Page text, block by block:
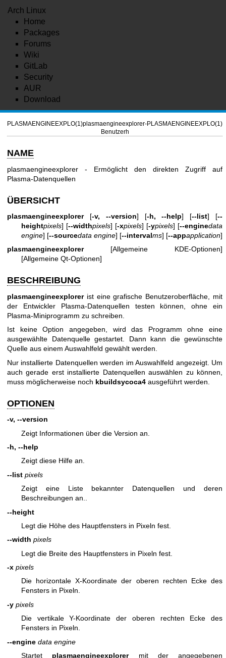
Arch Linux
Home
Packages
Forums
Wiki
GitLab
Security
AUR
Download
PLASMAENGINEEXPLO(1)plasmaengineexplorer-
Benutzerh
PLASMAENGINEEXPLO(1)
NAME
plasmaengineexplorer - Ermöglicht den direkten Zugriff auf
Plasma-Datenquellen
ÜBERSICHT
plasmaengineexplorer[-v, --version] [-h, --help] [--list] [--
heightpixels] [--widthpixels] [-xpixels] [-ypixels] [--enginedata
engine] [--sourcedata engine] [--intervalms] [--appapplication]
plasmaengineexplorer[Allgemeine KDE-Optionen]
[Allgemeine Qt-Optionen]
BESCHREIBUNG
plasmaengineexplorerist eine grafische Benutzeroberfläche, mit
der Entwickler Plasma-Datenquellen testen können, ohne ein
Plasma-Miniprogramm zu schreiben.
Ist keine Option angegeben, wird das Programm ohne eine
ausgewählte Datenquelle gestartet. Dann kann die gewünschte
Quelle aus einem Auswahlfeld gewählt werden.
Nur installierte Datenquellen werden im Auswahlfeld angezeigt. Um
auch gerade erst installierte Datenquellen auswählen zu können,
muss möglicherweise noch kbuildsycoca4 ausgeführt werden.
OPTIONEN
-v, --version
Zeigt Informationen über die Version an.
-h, --help
Zeigt diese Hilfe an.
--list pixels
Zeigt eine Liste bekannter Datenquellen und deren
Beschreibungen an..
--height
Legt die Höhe des Hauptfensters in Pixeln fest.
--width pixels
Legt die Breite des Hauptfensters in Pixeln fest.
-x pixels
Die horizontale X-Koordinate der oberen rechten Ecke des
Fensters in Pixeln.
-y pixels
Die vertikale Y-Koordinate der oberen rechten Ecke des
Fensters in Pixeln.
--engine data engine
Startet plasmaengineexplorermit der angegebenen